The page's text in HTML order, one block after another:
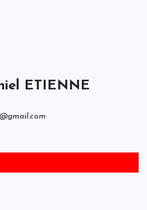
ETIENNE